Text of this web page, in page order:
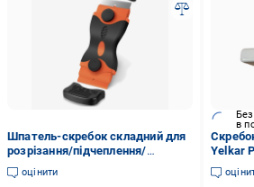
Шпатель-скребок складний для
розрізання/підчеплення/
очищення поверхні Червоно-
чорний (SHPSKR-0738)
оцінити
в
Yelkar
Білий